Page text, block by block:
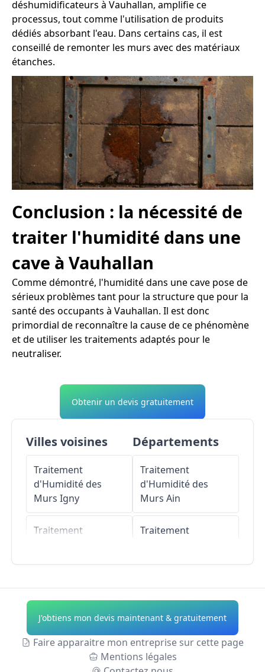
déshumidificateurs à Vauhallan, amplifie ce
processus, tout comme l'utilisation de produits
dédiés absorbant l'eau. Dans certains cas, il est
conseillé de remonter les murs avec des matériaux
étanches.
Conclusion : la nécessité de
traiter l'humidité dans une
cave à Vauhallan
Comme démontré, l'humidité dans une cave pose de
sérieux problèmes tant pour la structure que pour la
santé des occupants à Vauhallan. Il est donc
primordial de reconnaître la cause de ce phénomène
et de utiliser les traitements adaptés pour le
neutraliser.
Obtenir un devis gratuitement
Villes voisines
Traitement
d'Humidité des
Murs Igny
Traitement
Traitement
d'Humidité des
Murs Saclay
Traitement
d'Humidité des
Départements
Traitement
d'Humidité des
Murs Ain
Traitement
Traitement
d'Humidité des
Murs Allier
Traitement
d'Humidité des
J'obtiens mon devis maintenant & gratuitement
Faire apparaitre mon entreprise sur cette page
Mentions légales